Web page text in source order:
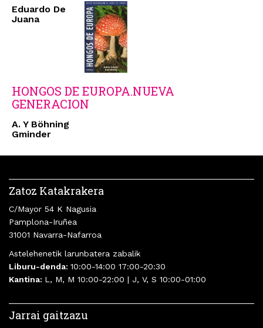
Eduardo De
Juana
HONGOS DE EUROPA.NUEVA
GENERACION
A. Y Böhning
Gminder
Zatoz Katakrakera
C/Mayor 54 K Nagusia
Pamplona-Iruñea
31001 Navarra-Nafarroa
Astelehenetik larunbatera zabalik
Liburu-denda: 10:00-14:00 17:00-20:30
Kantina: L, M, M 10:00-22:00 | J, V, S 10:00-01:00
Jarrai gaitzazu